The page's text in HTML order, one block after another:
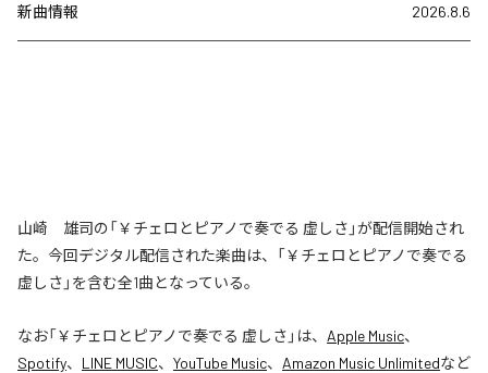
新曲情報 2026.8.6
山崎 雄司の「￥チェロとピアノで奏でる 虚しさ」が配信開始され
た。今回デジタル配信された楽曲は、「￥チェロとピアノで奏でる
虚しさ」を含む全1曲となっている。
なお「￥チェロとピアノで奏でる 虚しさ 」は、 Apple Music、
Spotify、 LINE MUSIC、 YouTube Music、 Amazon Music Unlimitedなど